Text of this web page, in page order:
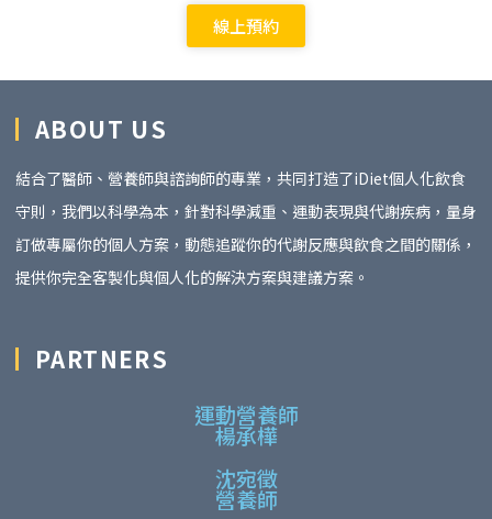
線上預約
ABOUT US
結合了醫師、營養師與諮詢師的專業，共同打造了iDiet個人化飲食
守則，我們以科學為本，針對科學減重、運動表現與代謝疾病，量身
訂做專屬你的個人方案，動態追蹤你的代謝反應與飲食之間的關係，
提供你完全客製化與個人化的解決方案與建議方案。
PARTNERS
運動營養師
楊承樺
沈宛徵
營養師